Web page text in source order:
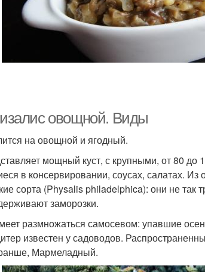
овощной. Виды
на овощной и ягодный.
мощный куст, с крупными, от 80 до
в консервировании, соусах, салатах.
сорта (Physalis philadelphica): они не так
заморозки.
размножаться самосевом: упавшие
известен у садоводов.
Мармеладный.